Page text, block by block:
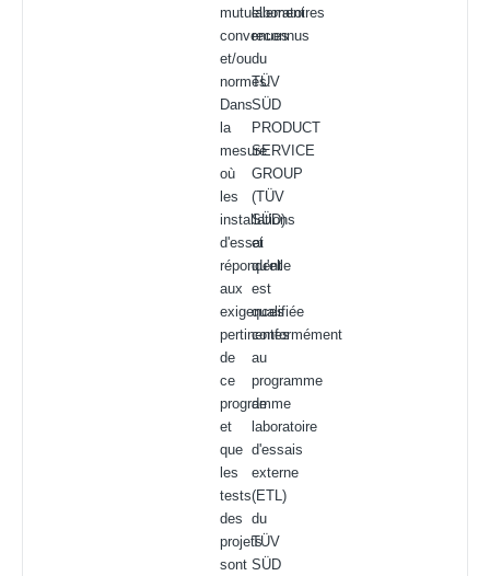
mutuellement
convenues
et/ou
normes.
Dans
la
mesure
où
les
installations
d'essai
répondent
aux
exigences
pertinentes
de
ce
programme
et
que
les
tests
des
projets
sont
laboratoires
reconnus
du
TÜV
SÜD
PRODUCT
SERVICE
GROUP
(TÜV
SÜD)
et
qu'elle
est
qualifiée
conformément
au
programme
de
laboratoire
d'essais
externe
(ETL)
du
TÜV
SÜD